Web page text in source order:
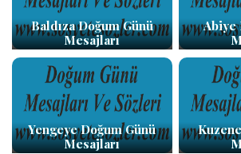
Baldıza Doğum Günü
Mesajları
Abiye
Yengeye Doğum Günü
Mesajları